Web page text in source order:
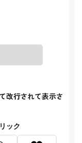
改行されて表示さ
ック